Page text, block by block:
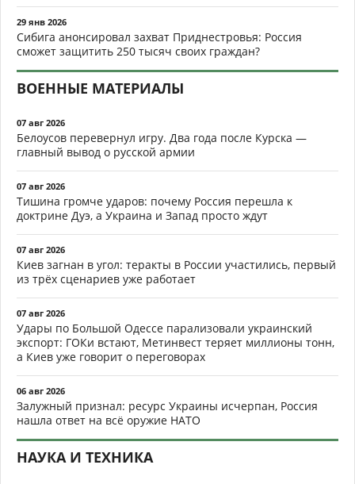
29 янв 2026
Сибига анонсировал захват Приднестровья: Россия
сможет защитить 250 тысяч своих граждан?
ВОЕННЫЕ МАТЕРИАЛЫ
07 авг 2026
Белоусов перевернул игру. Два года после Курска —
главный вывод о русской армии
07 авг 2026
Тишина громче ударов: почему Россия перешла к
доктрине Дуэ, а Украина и Запад просто ждут
07 авг 2026
Киев загнан в угол: теракты в России участились, первый
из трёх сценариев уже работает
07 авг 2026
Удары по Большой Одессе парализовали украинский
экспорт: ГОКи встают, Метинвест теряет миллионы тонн,
а Киев уже говорит о переговорах
06 авг 2026
Залужный признал: ресурс Украины исчерпан, Россия
нашла ответ на всё оружие НАТО
НАУКА И ТЕХНИКА